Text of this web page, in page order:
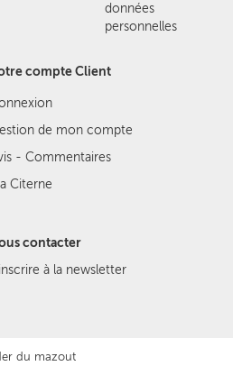
données
personnelles
compte Client
de mon compte
- Commentaires
Citerne
contacter
à la newsletter
du mazout